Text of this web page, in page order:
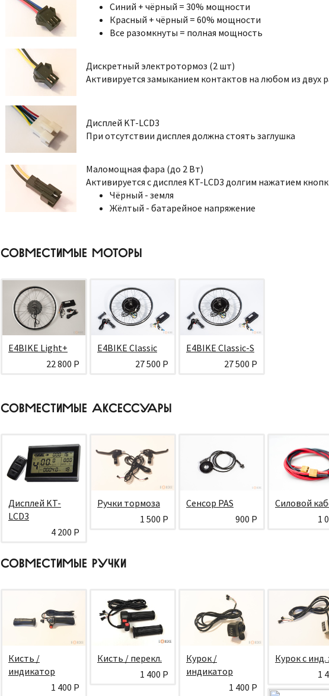
Синий + чёрный = 30% мощности
Красный + чёрный = 60% мощности
Все разомкнуты = полная мощность
Дискретный электротормоз (2 шт)
Активируется замыканием контактов на любом из двух
Дисплей KT-LCD3
При отсутствии дисплея должна стоять заглушка
Маломощная фара (до 2 Вт)
Активируется с дисплея KT-LCD3 долгим нажатием
Чёрный - земля
Жёлтый - батарейное напряжение
СОВМЕСТИМЫЕ МОТОРЫ
E4BIKE Light+
22 800 Р
E4BIKE Classic
27 500 Р
E4BIKE Classic-S
27 500 Р
СОВМЕСТИМЫЕ АКСЕССУАРЫ
Дисплей KT-
LCD3
4 200 Р
Ручки тормоза
1 500 Р
Сенсор PAS
900 Р
Силовой
1
СОВМЕСТИМЫЕ РУЧКИ
Кисть /
индикатор
1 400 Р
Кисть / перекл.
1 400 Р
Курок /
индикатор
1 400 Р
Курок с инд.
1